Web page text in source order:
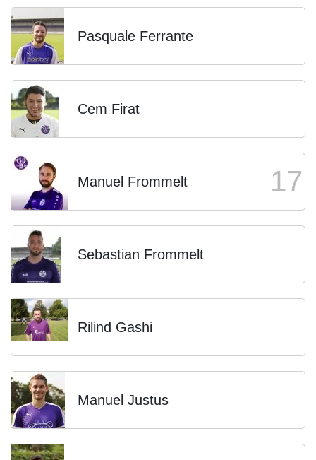
Pasquale Ferrante
Cem Firat
Manuel Frommelt 17
Sebastian Frommelt
Rilind Gashi
Manuel Justus